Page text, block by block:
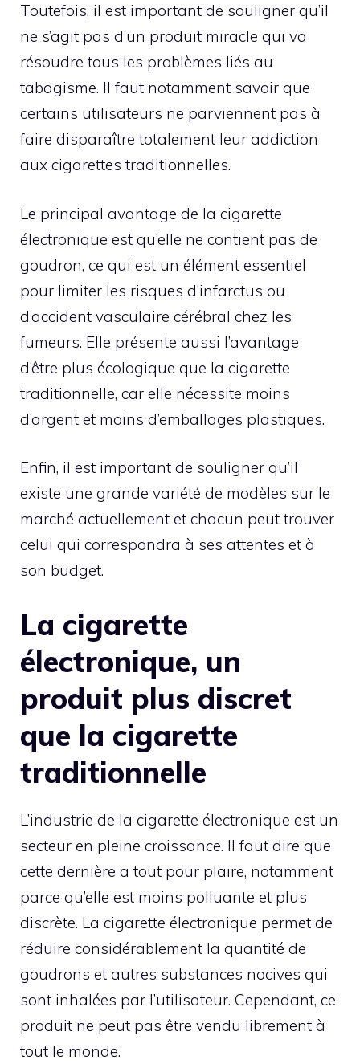
Toutefois, il est important de souligner qu’il
ne s’agit pas d’un produit miracle qui va
résoudre tous les problèmes liés au
tabagisme. Il faut notamment savoir que
certains utilisateurs ne parviennent pas à
faire disparaître totalement leur addiction
aux cigarettes traditionnelles.
Le principal avantage de la cigarette
électronique est qu’elle ne contient pas de
goudron, ce qui est un élément essentiel
pour limiter les risques d’infarctus ou
d’accident vasculaire cérébral chez les
fumeurs. Elle présente aussi l’avantage
d’être plus écologique que la cigarette
traditionnelle, car elle nécessite moins
d’argent et moins d’emballages plastiques.
Enfin, il est important de souligner qu’il
existe une grande variété de modèles sur le
marché actuellement et chacun peut trouver
celui qui correspondra à ses attentes et à
son budget.
La cigarette
électronique, un
produit plus discret
que la cigarette
traditionnelle
L’industrie de la cigarette électronique est un
secteur en pleine croissance. Il faut dire que
cette dernière a tout pour plaire, notamment
parce qu’elle est moins polluante et plus
discrète. La cigarette électronique permet de
réduire considérablement la quantité de
goudrons et autres substances nocives qui
sont inhalées par l’utilisateur. Cependant, ce
produit ne peut pas être vendu librement à
tout le monde.